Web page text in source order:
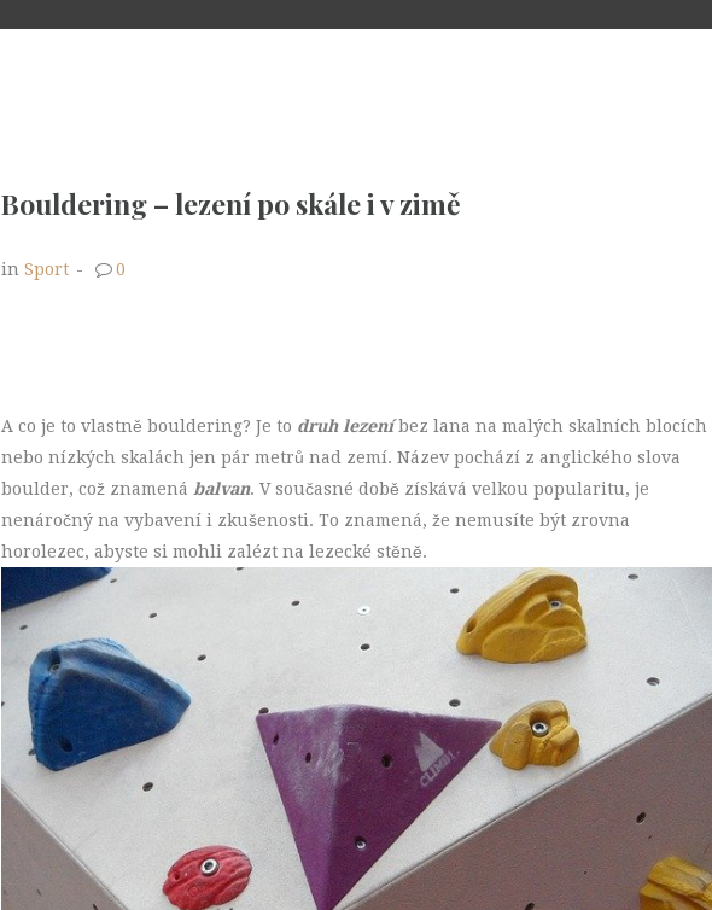
Bouldering – lezení po skále i v zimě
in Sport - 0
A co je to vlastně bouldering? Je to druh lezeníbez lana na malých skalních blocích
nebo nízkých skalách jen pár metrů nad zemí. Název pochází z anglického slova
boulder, což znamená balvan. V současné době získává velkou popularitu, je
nenáročný na vybavení i zkušenosti. To znamená, že nemusíte být zrovna
horolezec, abyste si mohli zalézt na lezecké stěně.